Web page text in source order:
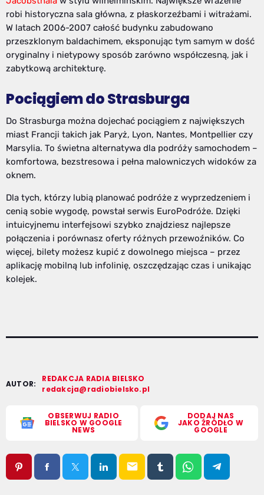
robi historyczna sala główna, z płaskorzeźbami i witrażami.
W latach 2006-2007 całość budynku zabudowano
przeszklonym baldachimem, eksponując tym samym w dość
oryginalny i nietypowy sposób zarówno współczesną, jak i
zabytkową architekturę.
Pociągiem do Strasburga
Do Strasburga można dojechać pociągiem z największych
miast Francji takich jak Paryż, Lyon, Nantes, Montpellier czy
Marsylia. To świetna alternatywa dla podróży samochodem –
komfortowa, bezstresowa i pełna malowniczych widoków za
oknem.
Dla tych, którzy lubią planować podróże z wyprzedzeniem i
cenią sobie wygodę, powstał serwis EuroPodróże. Dzięki
intuicyjnemu interfejsowi szybko znajdziesz najlepsze
połączenia i porównasz oferty różnych przewoźników. Co
więcej, bilety możesz kupić z dowolnego miejsca – przez
aplikację mobilną lub infolinię, oszczędzając czas i unikając
kolejek.
AUTOR:
REDAKCJA RADIA BIELSKO
redakcja@radiobielsko.pl
OBSERWUJ RADIO
BIELSKO W GOOGLE
NEWS
DODAJ NAS
JAKO ŹRÓDŁO W
GOOGLE
email